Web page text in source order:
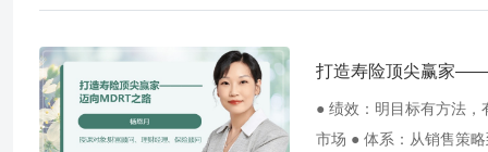
打造寿险顶尖赢家
● 绩效：明目标有方法
市场 ● 体系：从销售策